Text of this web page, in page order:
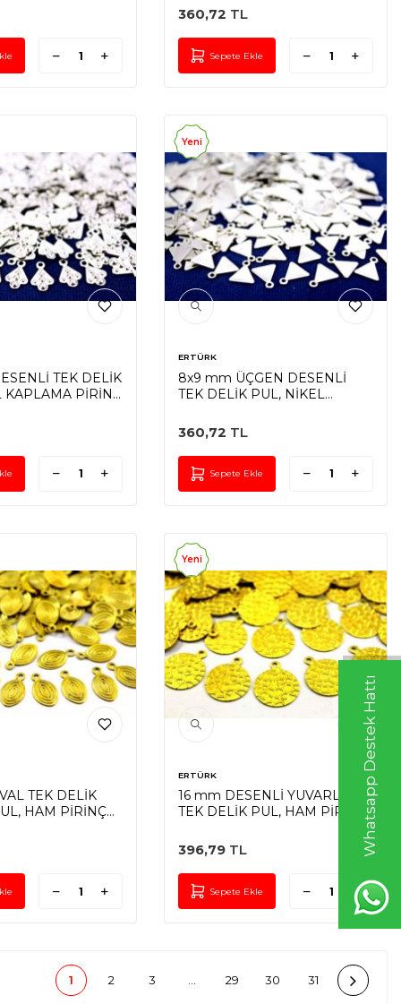
Whatsapp Destek Hattı
360,72 TL
Sepete Ekle
TEK DELİK
KAPLAMA PİRİNÇ
Yeni
ERTÜRK
8x9 mm ÜÇGEN DESENLİ
TEK DELİK PUL, NİKEL
360,72 TL
Sepete Ekle
TEK DELİK
HAM PİRİNÇ
Yeni
ERTÜRK
16 mm DESENLİ YUVARLAK
TEK DELİK PUL, HAM PİRİNÇ
396,79 TL
Sepete Ekle
1 2 3 29 30 31